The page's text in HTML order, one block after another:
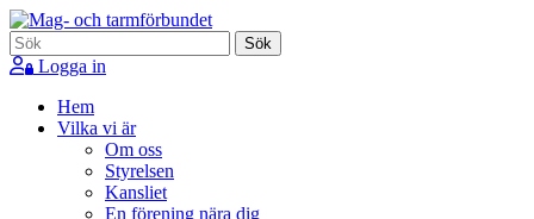
Sök
efter:Logga in
Hem
Vilka vi är
Om oss
Styrelsen
Kansliet
En förening nära dig